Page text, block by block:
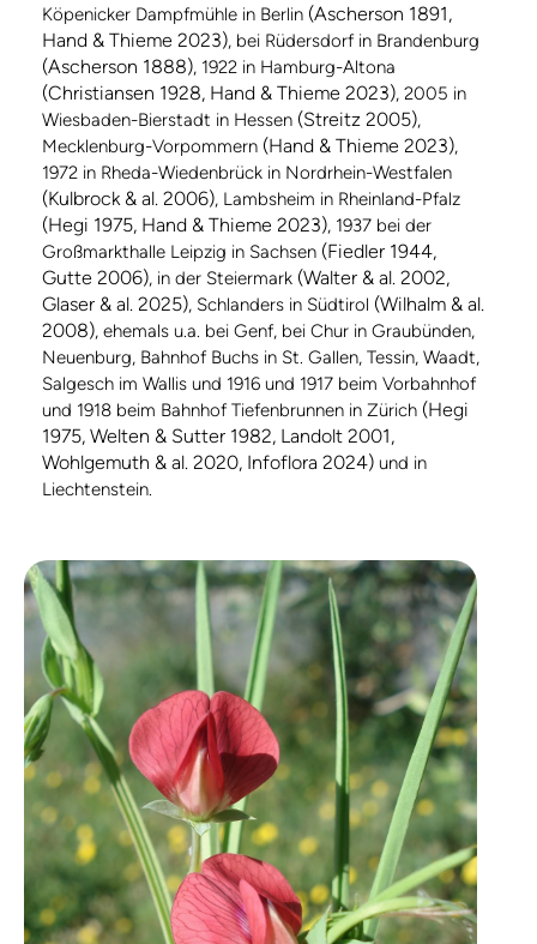
Köpenicker Dampfmühle in Berlin (Ascherson 1891,
Hand & Thieme 2023), bei Rüdersdorf in Brandenburg
(Ascherson 1888), 1922 in Hamburg-Altona
(Christiansen 1928, Hand & Thieme 2023), 2005 in
Wiesbaden-Bierstadt in Hessen (Streitz 2005),
Mecklenburg-Vorpommern (Hand & Thieme 2023),
1972 in Rheda-Wiedenbrück in Nordrhein-Westfalen
(Kulbrock & al. 2006), Lambsheim in Rheinland-Pfalz
(Hegi 1975, Hand & Thieme 2023), 1937 bei der
Großmarkthalle Leipzig in Sachsen (Fiedler 1944,
Gutte 2006), in der Steiermark (Walter & al. 2002,
Glaser & al. 2025), Schlanders in Südtirol (Wilhalm & al.
2008), ehemals u.a. bei Genf, bei Chur in Graubünden,
Neuenburg, Bahnhof Buchs in St. Gallen, Tessin, Waadt,
Salgesch im Wallis und 1916 und 1917 beim Vorbahnhof
und 1918 beim Bahnhof Tiefenbrunnen in Zürich (Hegi
1975, Welten & Sutter 1982, Landolt 2001,
Wohlgemuth & al. 2020, Infoflora 2024) und in
Liechtenstein.